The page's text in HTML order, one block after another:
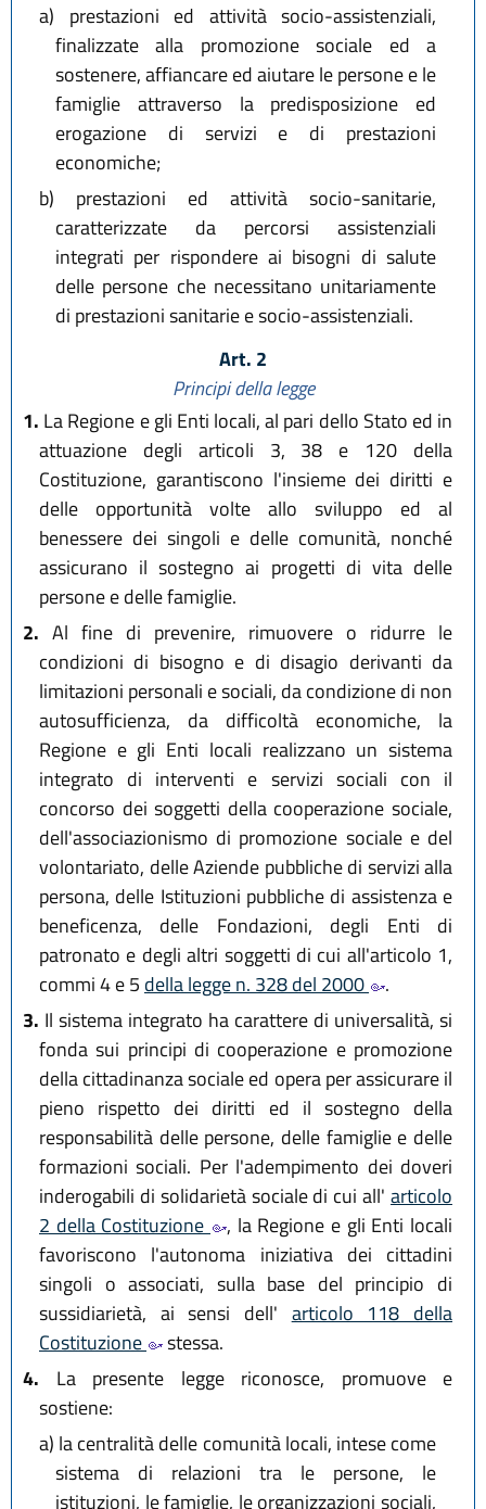
a) prestazioni ed attività socio-assistenziali,
finalizzate alla promozione sociale ed a
sostenere, affiancare ed aiutare le persone e le
famiglie attraverso la predisposizione ed
erogazione di servizi e di prestazioni
economiche;
b) prestazioni ed attività socio-sanitarie,
caratterizzate da percorsi assistenziali
integrati per rispondere ai bisogni di salute
delle persone che necessitano unitariamente
di prestazioni sanitarie e socio-assistenziali.
Art. 2
Principi della legge
1. La Regione e gli Enti locali, al pari dello Stato ed in
attuazione degli articoli 3, 38 e 120 della
Costituzione, garantiscono l'insieme dei diritti e
delle opportunità volte allo sviluppo ed al
benessere dei singoli e delle comunità, nonché
assicurano il sostegno ai progetti di vita delle
persone e delle famiglie.
2. Al fine di prevenire, rimuovere o ridurre le
condizioni di bisogno e di disagio derivanti da
limitazioni personali e sociali, da condizione di non
autosufficienza, da difficoltà economiche, la
Regione e gli Enti locali realizzano un sistema
integrato di interventi e servizi sociali con il
concorso dei soggetti della cooperazione sociale,
dell'associazionismo di promozione sociale e del
volontariato, delle Aziende pubbliche di servizi alla
persona, delle Istituzioni pubbliche di assistenza e
beneficenza, delle Fondazioni, degli Enti di
patronato e degli altri soggetti di cui all'articolo 1,
commi 4 e 5 della legge n. 328 del 2000
.
3. Il sistema integrato ha carattere di universalità, si
fonda sui principi di cooperazione e promozione
della cittadinanza sociale ed opera per assicurare il
pieno rispetto dei diritti ed il sostegno della
responsabilità delle persone, delle famiglie e delle
formazioni sociali. Per l'adempimento dei doveri
inderogabili di solidarietà sociale di cui all' articolo
2 della Costituzione
, la Regione e gli Enti locali
favoriscono l'autonoma iniziativa dei cittadini
singoli o associati, sulla base del principio di
sussidiarietà, ai sensi dell' articolo 118 della
Costituzione
stessa.
4. La presente legge riconosce, promuove e
sostiene:
a) la centralità delle comunità locali, intese come
sistema di relazioni tra le persone, le
istituzioni, le famiglie, le organizzazioni sociali,